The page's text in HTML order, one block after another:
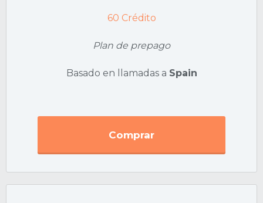
60 Crédito
Plan de prepago
Basado en llamadas a Spain
Comprar